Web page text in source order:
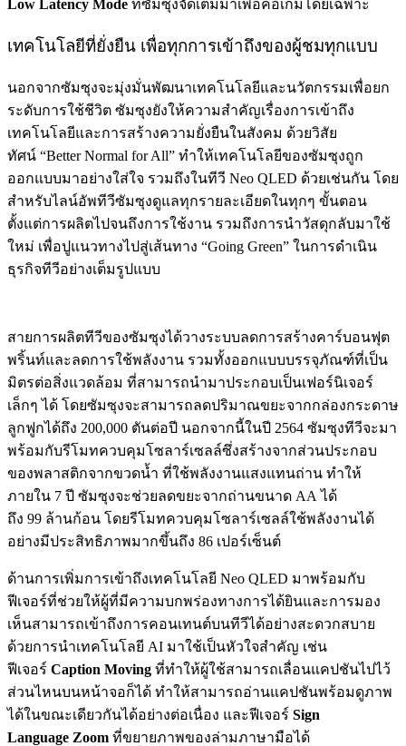
Low Latency Mode ที่ซัมซุงจัดเต็มมาเพื่อคอเกมโดยเฉพาะ
เทคโนโลยีที่ยั่งยืน เพื่อทุกการเข้าถึงของผู้ชมทุกแบบ
นอกจากซัมซุงจะมุ่งมั่นพัฒนาเทคโนโลยีและนวัตกรรมเพื่อยก
ระดับการใช้ชีวิต ซัมซุงยังให้ความสำคัญเรื่องการเข้าถึง
เทคโนโลยีและการสร้างความยั่งยืนในสังคม ด้วยวิสัย
ทัศน์ “Better Normal for All” ทำให้เทคโนโลยีของซัมซุงถูก
ออกแบบมาอย่างใส่ใจ รวมถึงในทีวี Neo QLED ด้วยเช่นกัน โดย
สำหรับไลน์อัพทีวีซัมซุงดูแลทุกรายละเอียดในทุกๆ ขั้นตอน
ตั้งแต่การผลิตไปจนถึงการใช้งาน รวมถึงการนำวัสดุกลับมาใช้
ใหม่ เพื่อปูแนวทางไปสู่เส้นทาง “Going Green” ในการดำเนิน
ธุรกิจทีวีอย่างเต็มรูปแบบ
สายการผลิตทีวีของซัมซุงได้วางระบบลดการสร้างคาร์บอนฟุต
พริ้นท์และลดการใช้พลังงาน รวมทั้งออกแบบบรรจุภัณฑ์ที่เป็น
มิตรต่อสิ่งแวดล้อม ที่สามารถนำมาประกอบเป็นเฟอร์นิเจอร์
เล็กๆ ได้ โดยซัมซุงจะสามารถลดปริมาณขยะจากกล่องกระดาษ
ลูกฟูกได้ถึง 200,000 ตันต่อปี นอกจากนี้ในปี 2564 ซัมซุงทีวีจะมา
พร้อมกับรีโมทควบคุมโซลาร์เซลล์ซึ่งสร้างจากส่วนประกอบ
ของพลาสติกจากขวดน้ำ ที่ใช้พลังงานแสงแทนถ่าน ทำให้
ภายใน 7 ปี ซัมซุงจะช่วยลดขยะจากถ่านขนาด AA ได้
ถึง 99 ล้านก้อน โดยรีโมทควบคุมโซลาร์เซลล์ใช้พลังงานได้
อย่างมีประสิทธิภาพมากขึ้นถึง 86 เปอร์เซ็นต์
ด้านการเพิ่มการเข้าถึงเทคโนโลยี Neo QLED มาพร้อมกับ
ฟีเจอร์ที่ช่วยให้ผู้ที่มีความบกพร่องทางการได้ยินและการมอง
เห็นสามารถเข้าถึงการคอนเทนต์บนทีวีได้อย่างสะดวกสบาย
ด้วยการนำเทคโนโลยี AI มาใช้เป็นหัวใจสำคัญ เช่น
ฟีเจอร์ Caption Moving ที่ทำให้ผู้ใช้สามารถเลื่อนแคปชันไปไว้
ส่วนไหนบนหน้าจอก็ได้ ทำให้สามารถอ่านแคปชันพร้อมดูภาพ
ได้ในขณะเดียวกันได้อย่างต่อเนื่อง และฟีเจอร์ Sign
Language Zoom ที่ขยายภาพของล่ามภาษามือได้